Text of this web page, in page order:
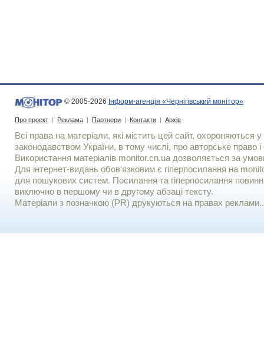
© 2005-2026 Інформ-агенція «Чернігівський монітор»
Про проект | Реклама | Партнери | Контакти | Архів
Всі права на матеріали, які містить цей сайт, охороняються у
законодавством України, в тому числі, про авторське право і
Використання матерiалiв monitor.cn.ua дозволяється за
Для iнтернет-видань обов'язковим є гiперпосилання на
для пошукових систем. Посилання та гіперпосилання
виключно в першому чи в другому абзаці тексту.
Матеріали з позначкою (PR) друкуються на правах реклами..